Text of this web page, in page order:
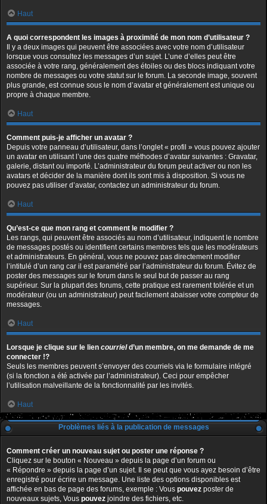
Haut
A quoi correspondent les images à proximité de mon nom d’utilisateur ?
Il y a deux images qui peuvent être associées avec votre nom d’utilisateur
lorsque vous consultez les messages d’un sujet. L’une d’elles peut être
associée à votre rang, généralement des étoiles ou des blocs indiquant votre
nombre de messages ou votre statut sur le forum. La seconde image, souvent
plus grande, est connue sous le nom d’avatar et généralement est unique ou
propre à chaque membre.
Haut
Comment puis-je afficher un avatar ?
Depuis votre panneau d’utilisateur, dans l’onglet « profil » vous pouvez ajouter
un avatar en utilisant l’une des quatre méthodes d’avatar suivantes : Gravatar,
galerie, distant ou importé. L’administrateur du forum peut activer ou non les
avatars et décider de la manière dont ils sont mis à disposition. Si vous ne
pouvez pas utiliser d’avatar, contactez un administrateur du forum.
Haut
Qu’est-ce que mon rang et comment le modifier ?
Les rangs, qui peuvent être associés au nom d’utilisateur, indiquent le nombre
de messages postés ou identifient certains membres tels que les modérateurs
et administrateurs. En général, vous ne pouvez pas directement modifier
l’intitulé d’un rang car il est paramétré par l’administrateur du forum. Évitez de
poster des messages sur le forum dans le seul but de passer au rang
supérieur. Sur la plupart des forums, cette pratique est rarement tolérée et un
modérateur (ou un administrateur) peut facilement abaisser votre compteur de
messages.
Haut
Lorsque je clique sur le lien courrield’un membre, on me demande de me
connecter !?
Seuls les membres peuvent s’envoyer des courriels via le formulaire intégré
(si la fonction a été activée par l’administrateur). Ceci pour empêcher
l’utilisation malveillante de la fonctionnalité par les invités.
Haut
Problèmes liés à la publication de messages
Comment créer un nouveau sujet ou poster une réponse ?
Cliquez sur le bouton « Nouveau » depuis la page d’un forum ou
« Répondre » depuis la page d’un sujet. Il se peut que vous ayez besoin d’être
enregistré pour écrire un message. Une liste des options disponibles est
affichée en bas de page des forums, exemple : Vous pouvez poster de
nouveaux sujets, Vous pouvez joindre des fichiers, etc.